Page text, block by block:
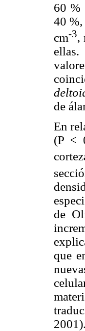
60 %
40
cm-3,
de
En
(P <
de
que
2001).